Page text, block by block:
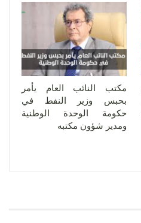
مكتب النائب العام يأمر
بحبس وزير النفط في
حكومة الوحدة الوطنية
ومدير شؤون مكتبه